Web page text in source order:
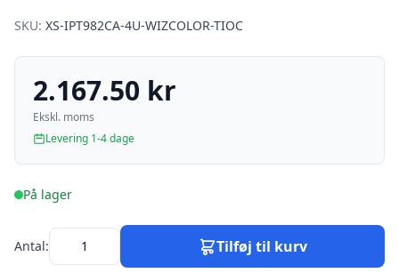
SKU: XS-IPT982CA-4U-WIZCOLOR-TIOC
2.167.50 kr
Ekskl. moms
Levering 1-4 dage
På lager
Antal: Tilføj til kurv